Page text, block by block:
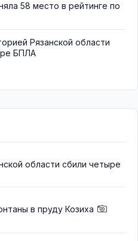
58 место в рейтинге по
Рязанской области
БПЛА
области сбили четыре
в пруду Козиха